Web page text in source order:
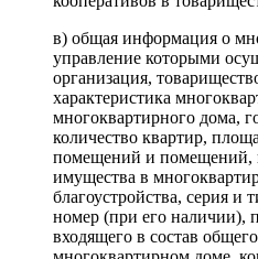
в) общая информация о
управление которыми
организация,
характеристика
многоквартирного дома,
количество квартир,
помещений и помещений,
имущества в
благоустройства, серия и
номер (при его наличии),
входящего в состав